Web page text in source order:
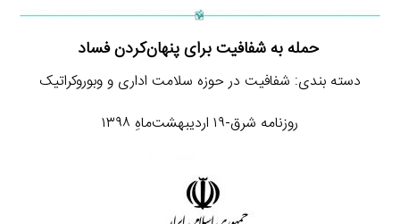
حمله به شفافیت برای پنهان‌کردن فساد
دسته بندی: شفافیت در حوزه سلامت اداری و وبوروکراتیک
روزنامه شرق-۱۹ اردیبهشت‌ماهِ ۱۳۹۸